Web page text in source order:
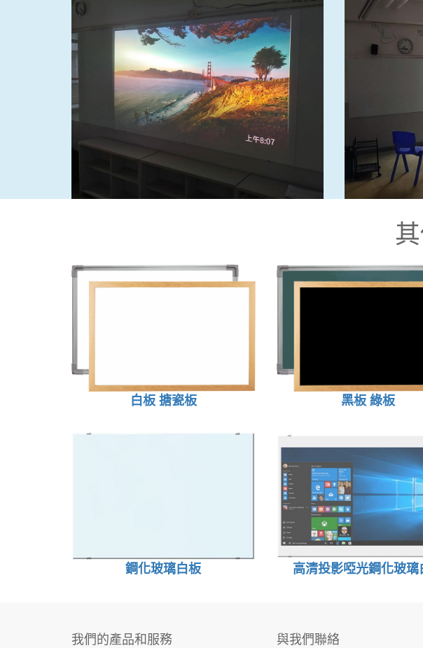
白板 搪瓷板 黑板 綠板
鋼化玻璃白板 高清投影啞光鋼化玻璃
我們的產品和服務 與我們聯絡